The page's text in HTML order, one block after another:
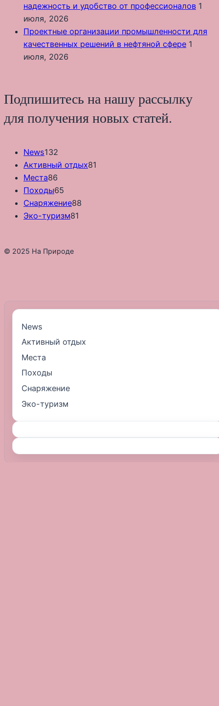
надежность и удобство от профессионалов 1
июля, 2026
Проектные организации промышленности для
качественных решений в нефтяной сфере 1
июля, 2026
Подпишитесь на нашу рассылку
для получения новых статей.
News132
Активный отдых81
Места86
Походы65
Снаряжение88
Эко-туризм81
© 2025 На Природе
News
Активный отдых
Места
Походы
Снаряжение
Эко-туризм